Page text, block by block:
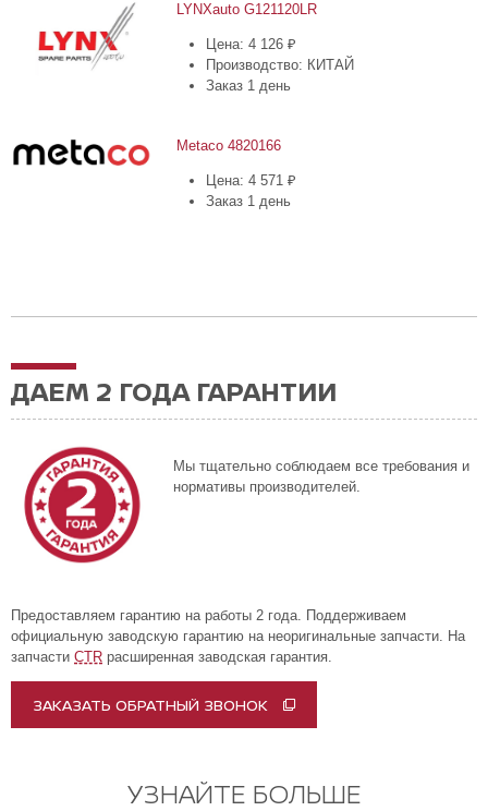
LYNXauto G121120LR
Цена: 4 126 ₽
Производство: КИТАЙ
Заказ 1 день
Metaco 4820166
Цена: 4 571 ₽
Заказ 1 день
ДАЕМ 2 ГОДА ГАРАНТИИ
Мы тщательно соблюдаем все требования и
нормативы производителей.
Предоставляем гарантию на работы 2 года. Поддерживаем
официальную заводскую гарантию на неоригинальные запчасти. На
запчасти CTR расширенная заводская гарантия.
ЗАКАЗАТЬ ОБРАТНЫЙ ЗВОНОК
УЗНАЙТЕ БОЛЬШЕ